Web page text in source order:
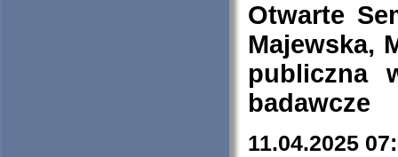
Otwarte
Majewska,
publiczna
badawcze
11.04.2025